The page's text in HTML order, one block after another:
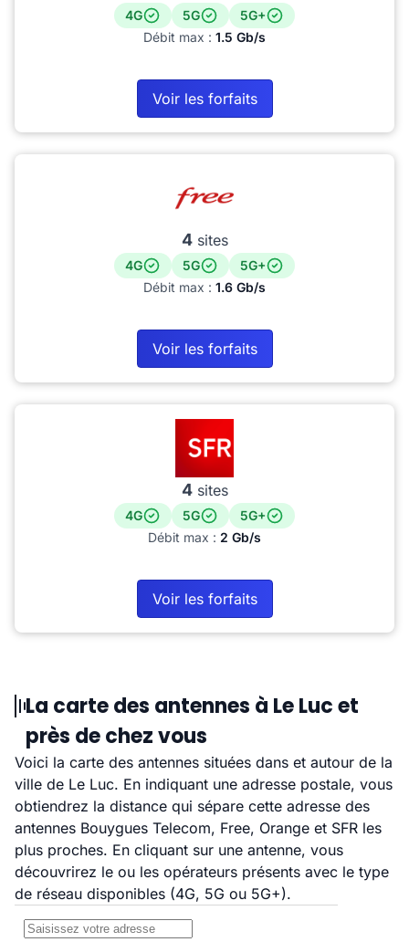
4G 5G
5G+
Débit max : 1.5 Gb/s
Voir les forfaits
4sites
4G 5G
5G+
Débit max : 1.6 Gb/s
Voir les forfaits
4sites
4G 5G
5G+
Débit max : 2 Gb/s
Voir les forfaits
La carte des antennes à Le Luc et
près de chez vous
Voici la carte des antennes situées dans et autour de la
ville de Le Luc. En indiquant une adresse postale, vous
obtiendrez la distance qui sépare cette adresse des
antennes Bouygues Telecom, Free, Orange et SFR les
plus proches. En cliquant sur une antenne, vous
découvrirez le ou les opérateurs présents avec le type
de réseau disponibles (4G, 5G ou 5G+).